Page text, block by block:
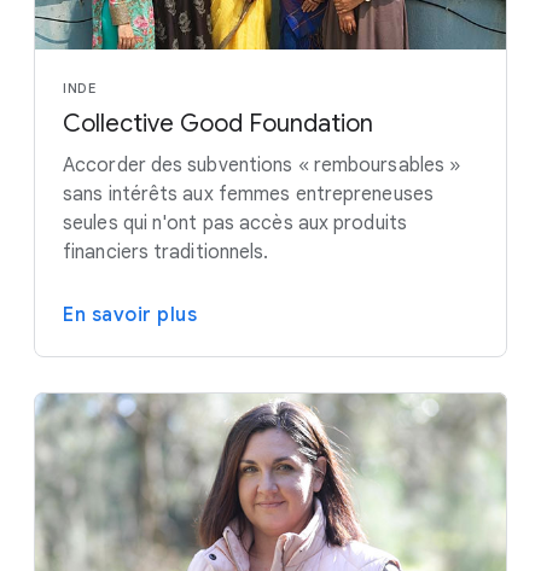
INDE
Collective Good Foundation
Accorder des subventions « remboursables »
sans intérêts aux femmes entrepreneuses
seules qui n'ont pas accès aux produits
financiers traditionnels.
En savoir plus